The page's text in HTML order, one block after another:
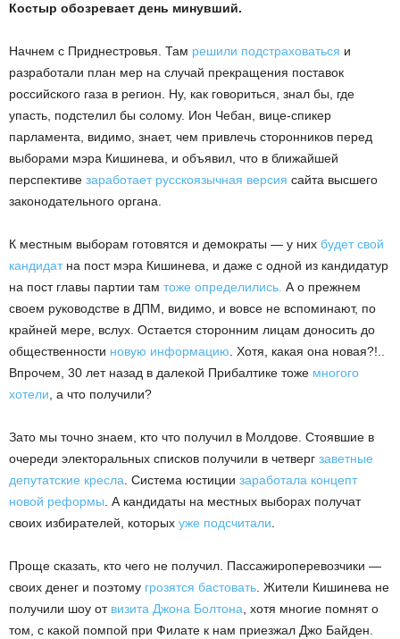
Костыр обозревает день минувший.
Начнем с Приднестровья. Там решили подстраховаться и
разработали план мер на случай прекращения поставок
российского газа в регион. Ну, как говориться, знал бы, где
упасть, подстелил бы солому. Ион Чебан, вице-спикер
парламента, видимо, знает, чем привлечь сторонников перед
выборами мэра Кишинева, и объявил, что в ближайшей
перспективе заработает русскоязычная версия сайта высшего
законодательного органа.
К местным выборам готовятся и демократы — у них будет свой
кандидатна пост мэра Кишинева, и даже с одной из кандидатур
на пост главы партии там тоже определились. А о прежнем
своем руководстве в ДПМ, видимо, и вовсе не вспоминают, по
крайней мере, вслух. Остается сторонним лицам доносить до
общественности новую информацию . Хотя, какая она новая?!..
Впрочем, 30 лет назад в далекой Прибалтике тоже многого
хотели , а что получили?
Зато мы точно знаем, кто что получил в Молдове. Стоявшие в
очереди электоральных списков получили в четверг заветные
депутатские кресла . Система юстиции заработала концепт
новой реформы . А кандидаты на местных выборах получат
своих избирателей, которых уже подсчитали
Проще сказать, кто чего не получил. Пассажироперевозчики —
своих денег и поэтому грозятся бастовать . Жители Кишинева не
получили шоу от визита Джона Болтона , хотя многие помнят о
том, с какой помпой при Филате к нам приезжал Джо Байден.